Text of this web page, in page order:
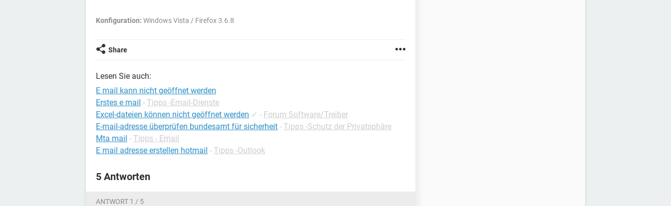
Konfiguration: Windows Vista / Firefox 3.6.8
Share
Lesen Sie auch:
E mail kann nicht geöffnet werden
Erstes e mail - Tipps -Email-Dienste
Excel-dateien können nicht geöffnet werden ✓ - Forum Software/Treiber
E-mail-adresse überprüfen bundesamt für sicherheit - Tipps -Schutz der Privatsphäre
Mta mail - Tipps - Email
E mail adresse erstellen hotmail - Tipps -Outlook
5 Antworten
ANTWORT 1 / 5